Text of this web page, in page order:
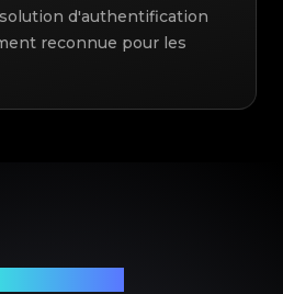
d'authentification
reconnue pour les